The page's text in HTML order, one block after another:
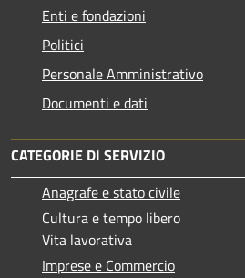
Enti e fondazioni
Politici
Personale Amministrativo
Documenti e dati
CATEGORIE DI SERVIZIO
Anagrafe e stato civile
Cultura e tempo libero
Vita lavorativa
Imprese e Commercio